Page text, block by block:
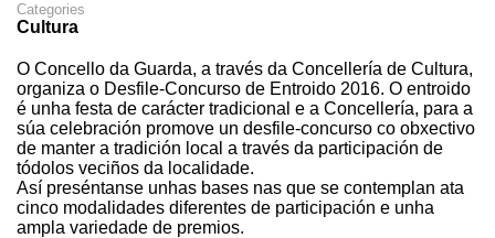
Categories
Cultura
O Concello da Guarda, a través da Concellería de Cultura,
organiza o Desfile-Concurso de Entroido 2016. O entroido
é unha festa de carácter tradicional e a Concellería, para a
súa celebración promove un desfile-concurso co obxectivo
de manter a tradición local a través da participación de
tódolos veciños da localidade.
Así preséntanse unhas bases nas que se contemplan ata
cinco modalidades diferentes de participación e unha
ampla variedade de premios.